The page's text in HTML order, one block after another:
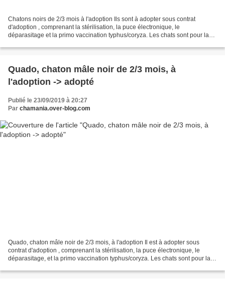
Chatons noirs de 2/3 mois à l'adoption Ils sont à adopter sous contrat
d'adoption , comprenant la stérilisation, la puce électronique, le
déparasitage et la primo vaccination typhus/coryza. Les chats sont pour la
Quado, chaton mâle noir de 2/3 mois, à
l'adoption -> adopté
Publié le 23/09/2019 à 20:27
Par chamania.over-blog.com
Quado, chaton mâle noir de 2/3 mois, à l'adoption Il est à adopter sous
contrat d'adoption , comprenant la stérilisation, la puce électronique, le
déparasitage, et la primo vaccination typhus/coryza. Les chats sont pour la